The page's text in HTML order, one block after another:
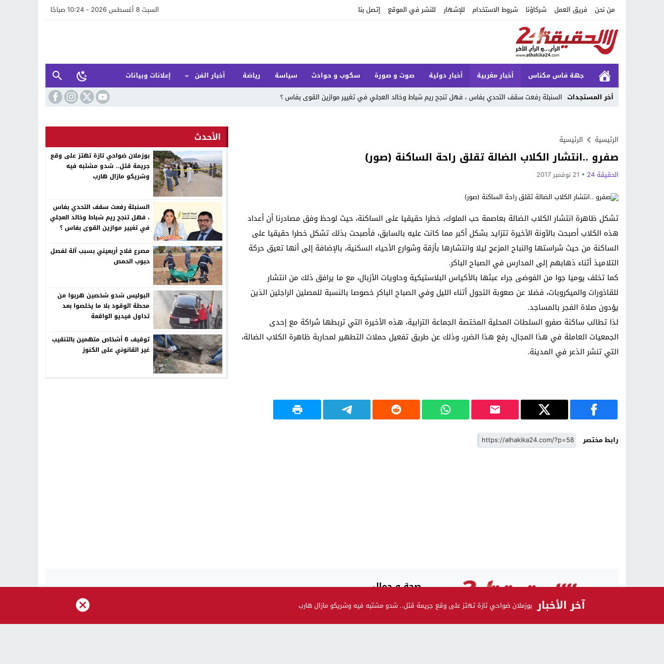
من نحن فريق العمل شركاؤنا شروط الاستخدام للإشهار للنشر في الموقع إتصل بنا السبت 8 أغسطس 2026 - 10:24 صباحًا
جهة فاس مكناس أخبار مغربية أخبار دولية صوت و صورة سكوب و حوادث سياسة رياضة أخبار الفن
إعلانات وبيانات
أخر المستجدات السنبلة رفعت سقف التحدي بفاس ، فهل تنجح ريم شباط وخالد العجلي في تغيير موازين القوى بفاس ؟
Previous
Next
الرئيسية الرئيسية
صفرو ..انتشار الكلاب الضالة تقلق راحة الساكنة (صور)
الحقيقة 24 21 نوفمبر 2017
تشكل ظاهرة انتشار الكلاب الضالة بعاصمة حب الملوك، خطرا حقيقيا على الساكنة، حيث لوحظ وفق مصادرنا أن أعداد
هذه الكلاب أصبحت بالآونة الأخيرة تتزايد بشكل أكبر مما كانت عليه بالسابق، فأصبحت بذلك تشكل خطرا حقيقيا على
الساكنة من حيث شراستها والنباح المزعج ليلا وانتشارها بأزقة وشوارع الأحياء السكنية، بالإضافة إلى أنها تعيق حركة
التلاميذ أثناء ذهابهم إلى المدارس في الصباح الباكر.
كما تخلف يوميا جوا من الفوضى جراء عبثها بالأكياس البلاستيكية وحاويات الأزبال، مع ما يرافق ذلك من انتشار
للقاذورات والميكروبات، فضلا عن صعوبة التجول أتناء الليل وفي الصباح الباكر خصوصا بالنسبة للمصلين الراجلين الذين
يؤدون صلاة الفجر بالمساجد.
لذا تطالب ساكنة صفرو السلطات المحلية المختصة الجماعة الترابية، هذه الأخيرة التي تربطها شراكة مع إحدى
الجمعيات العاملة في هذا المجال، رفع هذا الضرر، وذلك عن طريق تفعيل حملات التطهير لمحاربة ظاهرة الكلاب الضالة،
التي تنشر الذعر في المدينة.
رابط مختصر
الأحدث
بوزملان ضواحي تازة تهتز على وقع
جريمة قتل.. شدو مشتبه فيه
وشريكو مازال هارب
السنبلة رفعت سقف التحدي بفاس
، فهل تنجح ريم شباط وخالد العجلي
في تغيير موازين القوى بفاس ؟
مصرع فلاح أربعيني بسبب آلة لفصل
حبوب الحمص
البوليس شدو شخصين هربوا من
محطة الوقود بلا ما يخلصوا بعد
تداول فيديو الواقعة
توقيف 6 أشخاص متهمين بالتنقيب
غير القانوني على الكنوز
الرأي و الرأي الآخر
صحة و جمال
آخر الأخبار بوزملان ضواحي تازة تهتز على وقع جريمة قتل.. شدو مشتبه فيه وشريكو مازال هارب